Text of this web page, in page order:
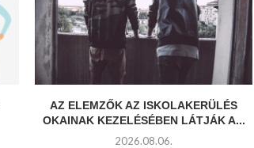
AZ ELEMZŐK AZ ISKOLAKERÜLÉS
OKAINAK KEZELÉSÉBEN LÁTJÁK A...
2026.08.06.